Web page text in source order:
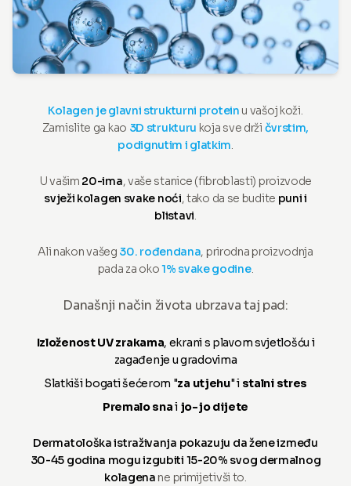
Kolagen je glavni strukturni protein u vašoj koži.
Zamislite ga kao 3D strukturu koja sve drži čvrstim,
podignutim i glatkim.
U vašim 20-ima, vaše stanice (fibroblasti) proizvode
svježi kolagen svake noći, tako da se budite puni i
blistavi.
Ali nakon vašeg 30. rođendana, prirodna proizvodnja
pada za oko1% svake godine.
Današnji način života ubrzava taj pad:
Izloženost UV zrakama, ekrani s plavom svjetlošću i
zagađenje u gradovima
Slatkiši bogati šećerom "za utjehu" i stalni stres
Premalo snai jo-jo dijete
Dermatološka istraživanja pokazuju da žene između
30-45 godina mogu izgubiti 15-20% svog dermalnog
kolagena ne primijetivši to.